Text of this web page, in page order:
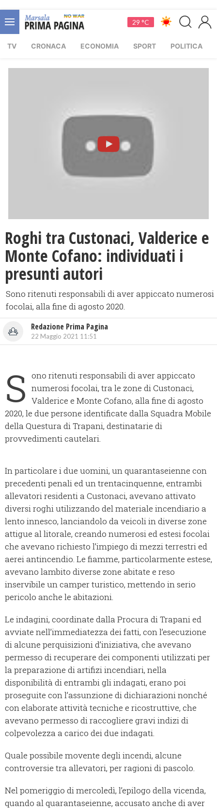
29 °C
TV CRONACA ECONOMIA SPORT POLITICA
Roghi tra Custonaci, Valderice e
Monte Cofano: individuati i
presunti autori
Sono ritenuti responsabili di aver appiccato numerosi
focolai, alla fine di agosto 2020.
Redazione Prima Pagina
22 Maggio 2021 11:51
S ono ritenuti responsabili di aver appiccato
numerosi focolai, tra le zone di Custonaci,
Valderice e Monte Cofano, alla fine di agosto
2020, le due persone identificate dalla Squadra Mobile
della Questura di Trapani, destinatarie di
provvedimenti cautelari.
In particolare i due uomini, un quarantaseienne con
precedenti penali ed un trentacinquenne, entrambi
allevatori residenti a Custonaci, avevano attivato
diversi roghi utilizzando del materiale incendiario a
lento innesco, lanciandolo da veicoli in diverse zone
attigue al litorale, creando numerosi ed estesi focolai
che avevano richiesto l’impiego di mezzi terrestri ed
aerei antincendio. Le fiamme, particolarmente estese,
avevano lambito diverse zone abitate e reso
inservibile un camper turistico, mettendo in serio
pericolo anche le abitazioni.
Le indagini, coordinate dalla Procura di Trapani ed
avviate nell’immediatezza dei fatti, con l’esecuzione
di alcune perquisizioni d’iniziativa, che avevano
permesso di recuperare dei componenti utilizzati per
la preparazione di artifizi incendiari, nella
disponibilità di entrambi gli indagati, erano poi
proseguite con l’assunzione di dichiarazioni nonché
con elaborate attività tecniche e ricostruttive, che
avevano permesso di raccogliere gravi indizi di
colpevolezza a carico dei due indagati.
Quale possibile movente degli incendi, alcune
controversie tra allevatori, per ragioni di pascolo.
Nel pomeriggio di mercoledì, l’epilogo della vicenda,
quando al quarantaseienne, accusato anche di aver